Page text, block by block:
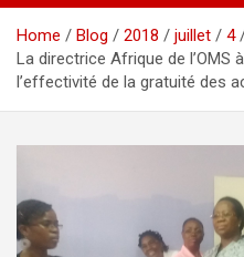
Home Blog 2018 juillet
4
La directrice Afrique de l’OMS
l’effectivité de la gratuité des